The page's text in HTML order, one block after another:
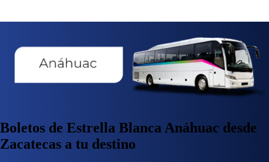
Boletos de Estrella Blanca Anáhuac desde
Zacatecas a tu destino